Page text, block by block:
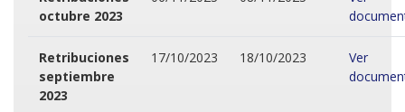
octubre 2023
Retribuciones
septiembre
2023
17/10/2023 18/10/2023
Ver